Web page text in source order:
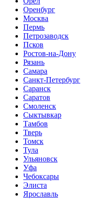
Оренбург
Москва
Пермь
Петрозаводск
Псков
Ростов-на-Дону
Рязань
Самара
Санкт-Петербург
Саранск
Саратов
Смоленск
Сыктывкар
Тамбов
Тверь
Томск
Тула
Ульяновск
Уфа
Чебоксары
Элиста
Ярославль